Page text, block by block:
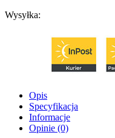
Wysyłka:
Opis
Specyfikacja
Informacje
Opinie (0)